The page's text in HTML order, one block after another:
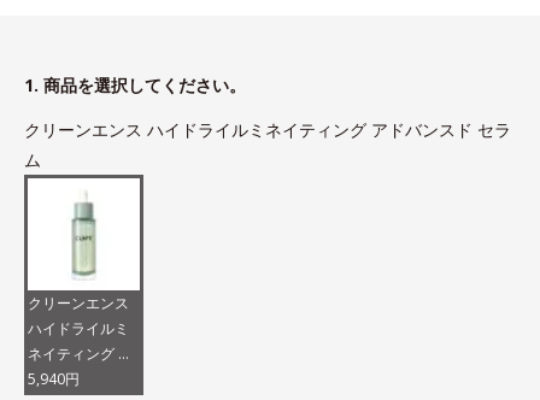
1. 商品を選択してください。
クリーンエンス ハイドライルミネイティング アドバンスド セラ
ム
クリーンエンス
ハイドライルミ
ネイティング ア
ドバンスド セラ
5,940円